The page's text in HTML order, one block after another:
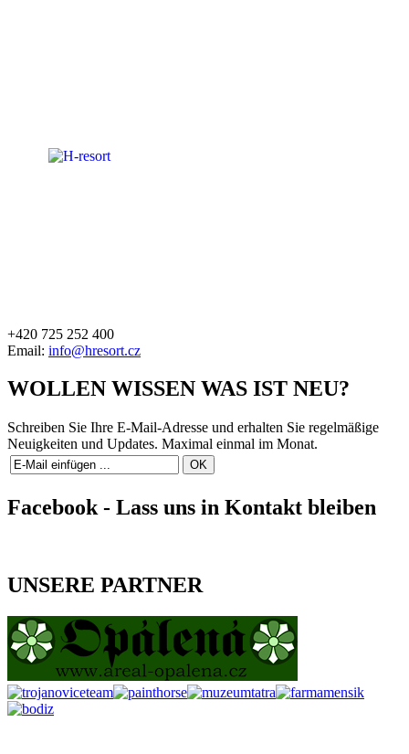
+420 725 252 400
Email: info@hresort.cz
WOLLEN WISSEN WAS IST NEU?
Schreiben Sie Ihre E-Mail-Adresse und erhalten Sie regelmäßige
Neuigkeiten und Updates. Maximal einmal im Monat.
Facebook - Lass uns in Kontakt bleiben
UNSERE PARTNER